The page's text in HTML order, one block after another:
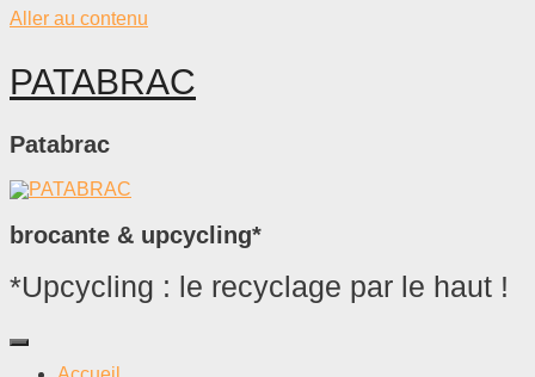
Aller au contenu
PATABRAC
Patabrac
brocante & upcycling*
*Upcycling : le recyclage par le haut !